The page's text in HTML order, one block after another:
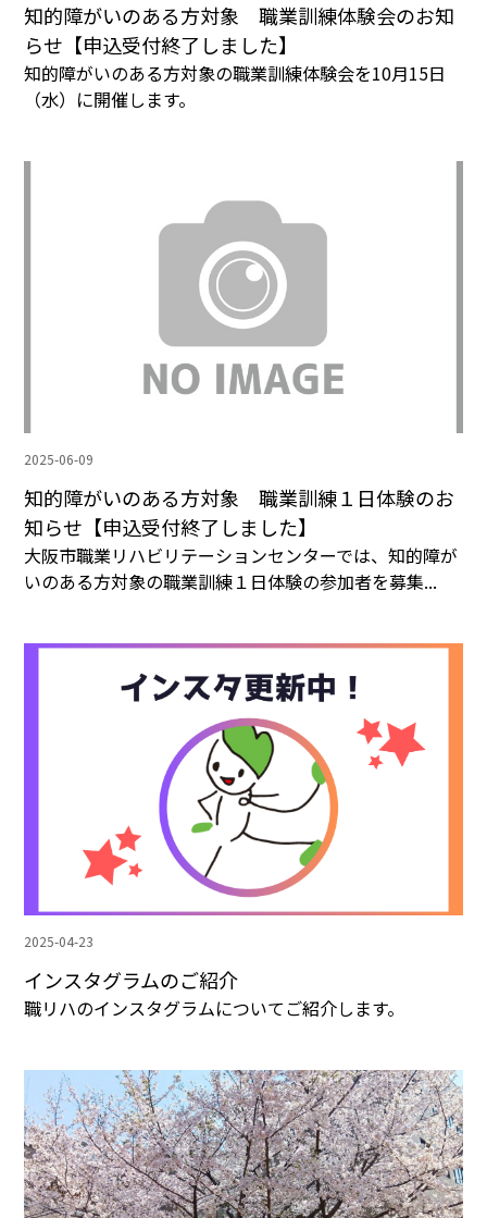
知的障がいのある方対象 職業訓練体験会のお知
らせ【申込受付終了しました】
知的障がいのある方対象の職業訓練体験会を10月15日
（水）に開催します。
2025-06-09
知的障がいのある方対象 職業訓練１日体験のお
知らせ【申込受付終了しました】
大阪市職業リハビリテーションセンターでは、知的障が
いのある方対象の職業訓練１日体験の参加者を募集...
2025-04-23
インスタグラムのご紹介
職リハのインスタグラムについてご紹介します。